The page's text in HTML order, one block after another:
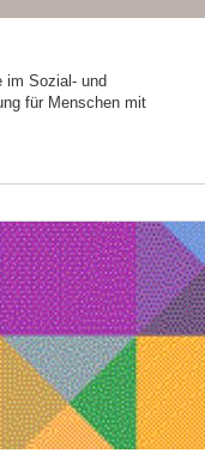
im Sozial- und
für Menschen mit